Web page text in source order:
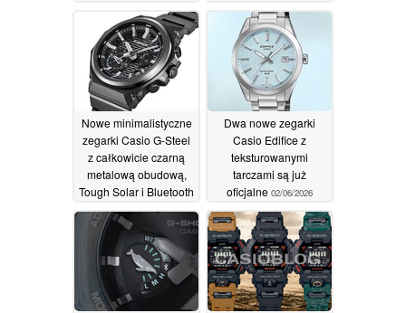
02/06/2026 02/06/2026
Nowe minimalistyczne
zegarki Casio G-Steel
z całkowicie czarną
metalową obudową,
Tough Solar i Bluetooth
02/06/2026
Dwa nowe zegarki
Casio Edifice z
teksturowanymi
tarczami są już
oficjalne 02/06/2026